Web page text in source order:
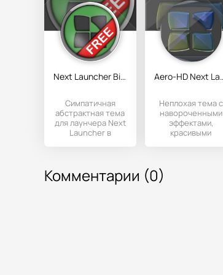
Next Launcher Bio Green Theme
Симпатичная
абстрактная тема
для лаунчера Next
Launcher в
Aero-HD
Неплохая тема с
навороченными
эффектами,
красивыми
Комментарии (0)